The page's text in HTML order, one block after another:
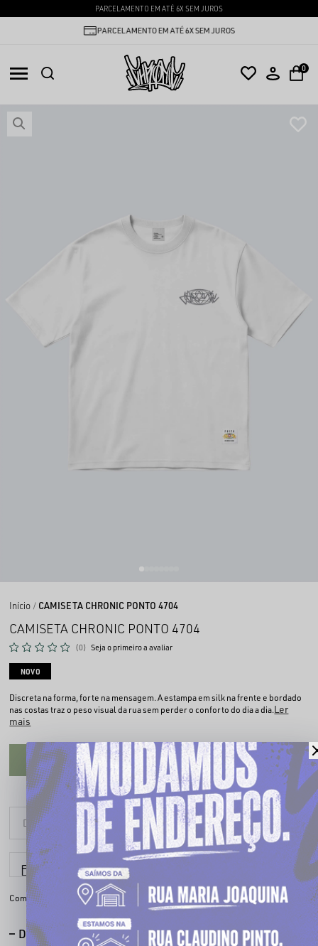
PARCELAMENTO EM ATÉ 6X SEM JUROS
PARCELAMENTO EM ATÉ 6X SEM JUROS
0
Início CAMISETA CHRONIC PONTO 4704
CAMISETA CHRONIC PONTO 4704
(0) Seja o primeiro a avaliar
NOVO
Discreta na forma, forte na mensagem. A estampa em silk na frente e bordado
nas costas traz o peso visual da rua sem perder o conforto do dia a dia.Ler
mais
CADASTRE-SE PARA VER O PREÇO
Parcele em até
Compartilhe:
DESCRIÇÃO COMPLETA